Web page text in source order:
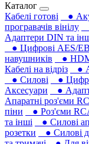
Каталог
Кабелі готові
●
програвачів вінілу
Адаптери DIN та
● Цифрові AES/
навушників‎
●
Кабелі на відріз
●
● Силові
●
Аксесуари
●
Апаратні роз'єми
піни
● Роз'єми
та інші
● Силові
розетки
● Силові